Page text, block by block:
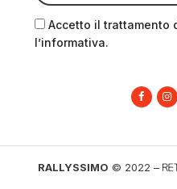
Accetto il trattamento
l’informativa.
RALLYSSIMO © 2022 –